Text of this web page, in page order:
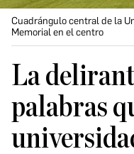
Cuadrángulo central de la
Memorial en el centro
La
palabras